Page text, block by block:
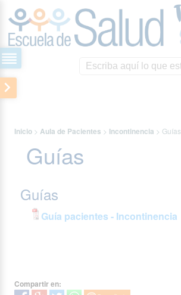
Inicio > Aula de Pacientes > Incontinencia > Guías
Guías
Guías
Guía pacientes - Incontinencia
Compartir en: